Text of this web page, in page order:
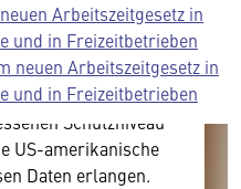
Arbeitszeitgesetz in
und in Freizeitbetrieben
neuen Arbeitszeitgesetz in
und in Freizeitbetrieben
Daten zu Geräten
mit US-
austauscht.
dem EU-
Schutzniveau
US-amerikanische
Daten erlangen.